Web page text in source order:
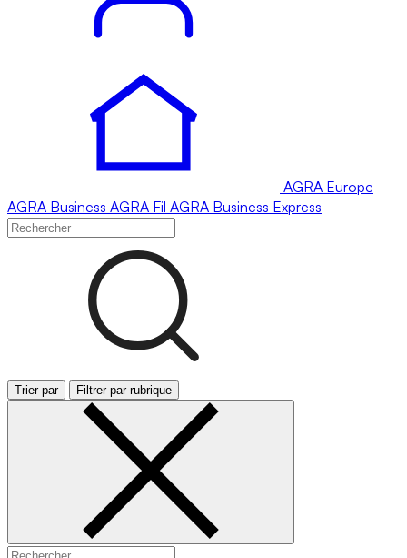
AGRA Europe
AGRA Business AGRA Fil AGRA Business Express
Trier par Filtrer par rubrique